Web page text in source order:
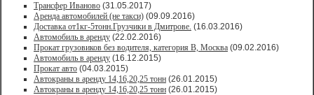
Трансфер Иваново (31.05.2017)
Аренда автомобилей (не такси) (09.09.2016)
Доставка от1кг-5тонн.Грузчики в Дмитрове. (16.03.2016)
Автомобиль в аренду (22.02.2016)
Прокат грузовиков без водителя, категория В, Москва (09.02.2016)
Автомобиль в аренду (16.12.2015)
Прокат авто (04.03.2015)
Автокраны в аренду 14,16,20,25 тонн (26.01.2015)
Автокраны в аренду 14,16,20,25 тонн (26.01.2015)